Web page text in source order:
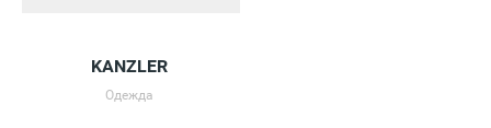
KANZLER
Одежда